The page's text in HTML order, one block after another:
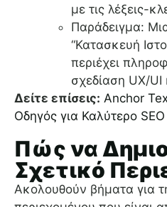
με τις λέξεις-
Παράδειγμα:
“Κατασκευή
περιέχει
σχεδίαση UX/UI
Δείτε επίσεις: Anchor
Οδηγός για Καλύτερο SEO
Πώς να
Σχετικό
Ακολουθούν βήματα για